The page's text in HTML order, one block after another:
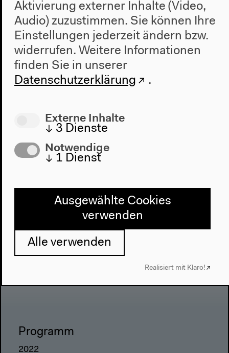
Vorherige Veranstaltung
Observations of
Predation in Humans:
A Lecture by Dr. Zira,
Programm
2022
Aktivierung externer Inhalte (Video,
Audio) zuzustimmen. Sie können Ihre
Einstellungen jederzeit ändern bzw.
widerrufen. Weitere Informationen
finden Sie in unserer
Datenschutzerklärung
.
Externe Inhalte
↓ 3 Dienste
Notwendige
↓ 1 Dienst
Ausgewählte Cookies
verwenden
Alle verwenden
Realisiert mit Klaro!